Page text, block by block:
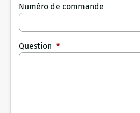
Numéro de commande
Question *